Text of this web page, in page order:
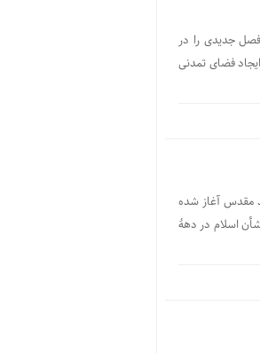
جدیدی را در
دارد و با هدف ایجاد فضای تمدنی
فروردین ماه ۱۴۰۴ (۲۵ رمضان) در مشهد مقدس آغاز شده
اسلام در دهۀ